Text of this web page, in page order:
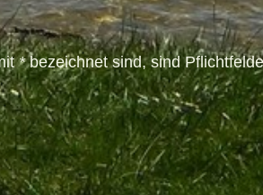
*bezeichnet sind, sind